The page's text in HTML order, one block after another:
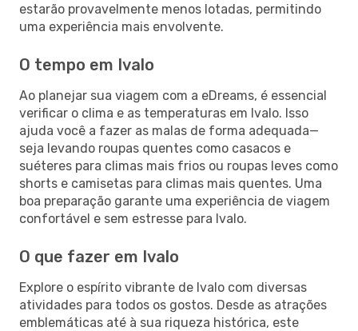
estarão provavelmente menos lotadas, permitindo
uma experiência mais envolvente.
O tempo em Ivalo
Ao planejar sua viagem com a eDreams, é essencial
verificar o clima e as temperaturas em Ivalo. Isso
ajuda você a fazer as malas de forma adequada—
seja levando roupas quentes como casacos e
suéteres para climas mais frios ou roupas leves como
shorts e camisetas para climas mais quentes. Uma
boa preparação garante uma experiência de viagem
confortável e sem estresse para Ivalo.
O que fazer em Ivalo
Explore o espírito vibrante de Ivalo com diversas
atividades para todos os gostos. Desde as atrações
emblemáticas até à sua riqueza histórica, este